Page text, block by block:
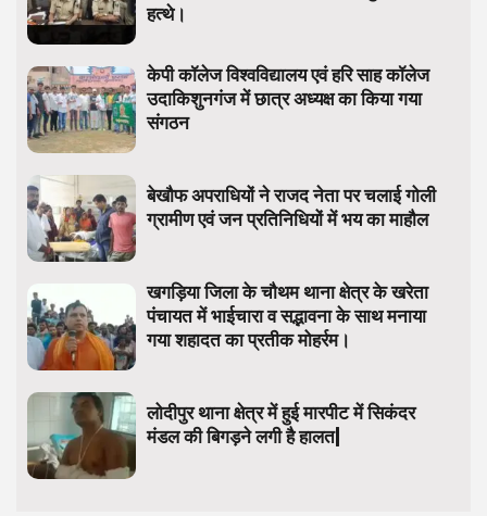
हत्थे।
केपी कॉलेज विश्वविद्यालय एवं हरि साह कॉलेज
उदाकिशुनगंज में छात्र अध्यक्ष का किया गया
संगठन
बेखौफ अपराधियों ने राजद नेता पर चलाई गोली
ग्रामीण एवं जन प्रतिनिधियों में भय का माहौल
खगड़िया जिला के चौथम थाना क्षेत्र के खरेता
पंचायत में भाईचारा व सद्भावना के साथ मनाया
गया शहादत का प्रतीक मोहर्रम।
लोदीपुर थाना क्षेत्र में हुई मारपीट में सिकंदर
मंडल की बिगड़ने लगी है हालत|